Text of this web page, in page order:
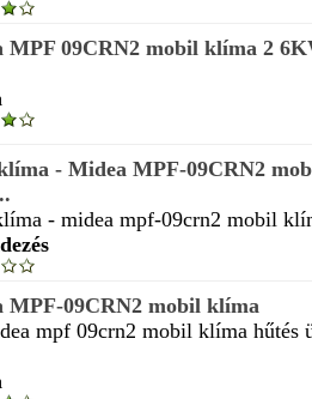
MPF 09CRN2 mobil klíma 2
- Midea MPF-09CRN2
- midea mpf-09crn2 mobil
MPF-09CRN2 mobil klíma
mpf 09crn2 mobil klíma hűtés